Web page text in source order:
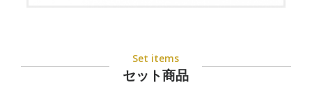
Set items
セット商品